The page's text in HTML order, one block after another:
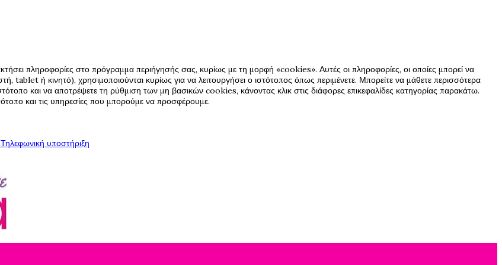
πληροφορίες στο πρόγραμμα περιήγησής σας, κυρίως με τη μορφή «cookies». Αυτές οι πληροφορίες, οι οποίες μπορεί να
tablet ή κινητό), χρησιμοποιούνται κυρίως για να λειτουργήσει ο ιστότοπος όπως περιμένετε. Μπορείτε να μάθετε περισσότερα
και να αποτρέψετε τη ρύθμιση των μη βασικών cookies, κάνοντας κλικ στις διάφορες επικεφαλίδες κατηγορίας παρακάτω.
και τις υπηρεσίες που μπορούμε να προσφέρουμε.
υποστήριξη